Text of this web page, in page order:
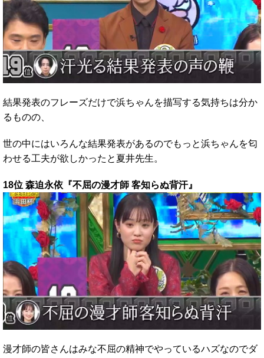
結果発表のフレーズだけで浜ちゃんを描写する気持ちは分か
るものの、
世の中にはいろんな結果発表があるのでもっと浜ちゃんを匂
わせる工夫が欲しかったと夏井先生。
18位 森迫永依『不屈の漫才師 客知らぬ背汗』
漫才師の皆さんはみな不屈の精神でやっているハズなのでダ